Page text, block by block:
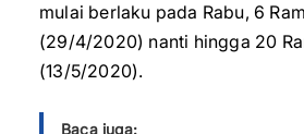
mulai berlaku pada Rabu, 6
(29/4/2020) nanti hingga 20
(13/5/2020).
Baca juga: